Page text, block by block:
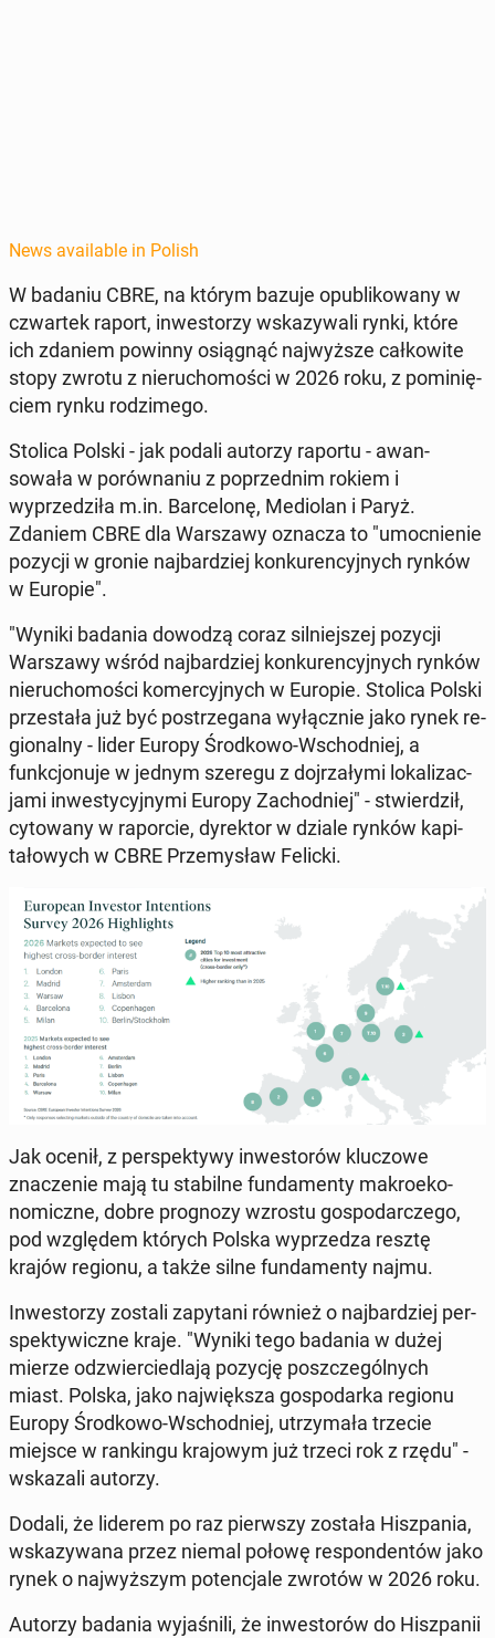
News available in Polish
W badaniu CBRE, na którym bazuje op­ub­likowany w
czwartek raport, in­west­orzy wskazy­wali rynki, które
ich zdaniem powinny os­iągnąć na­jwyższe całkowite
stopy zwrotu z nieru­chomoś­ci w 2026 roku, z po­minię­
ciem rynku rodz­imego.
Stolica Polski - jak podali autorzy raportu - awan­
sowała w porów­na­niu z poprzed­nim rokiem i
wyprzedz­iła m.in. Barcelonę, Medi­olan i Paryż.
Zdaniem CBRE dla Warsza­wy oznacza to "umoc­nie­nie
pozycji w gronie na­jbardziej konkuren­cyjnych rynków
w Europie".
"Wyniki badania dowodzą coraz sil­niejszej pozycji
Warsza­wy wśród na­jbardziej konkuren­cyjnych rynków
nieru­chomoś­ci komer­cyjnych w Europie. Stolica Polski
przes­tała już być postrze­gana wyłącznie jako rynek re­
gion­al­ny - lider Europy Środ­kowo-Wschod­niej, a
funkcjonu­je w jednym szeregu z do­jrza­ły­mi lokaliza­c­
ja­mi in­west­y­cyjny­mi Europy Za­chod­niej" - stwierdz­ił,
cy­towany w ra­por­cie, dyrek­tor w dziale rynków kap­i­
tałowych w CBRE Prze­mysław Felicki.
Jak ocenił, z per­spek­ty­wy in­west­orów kluc­zowe
znacze­nie mają tu sta­bilne fun­da­men­ty makroeko­
nom­iczne, dobre prog­nozy wzrostu gospo­dar­czego,
pod wzglę­dem których Polska wyprzedza resztę
krajów regionu, a także silne fun­da­men­ty najmu.
In­west­orzy zostali za­py­tani również o na­jbardziej per­
spek­ty­wiczne kraje. "Wyniki tego badania w dużej
mierze odzwier­cied­la­ją pozycję poszczegól­nych
miast. Polska, jako na­jwięk­sza gospo­dar­ka regionu
Europy Środ­kowo-Wschod­niej, utrzy­mała trzecie
miejsce w rankingu kra­jowym już trzeci rok z rzędu" -
wskaza­li autorzy.
Dodali, że liderem po raz pier­wszy została Hisz­pa­nia,
wskazy­wana przez niemal połowę re­spon­den­tów jako
rynek o na­jwyższym po­tenc­jale zwrotów w 2026 roku.
Autorzy badania wy­jaśnili, że in­west­orów do Hisz­panii